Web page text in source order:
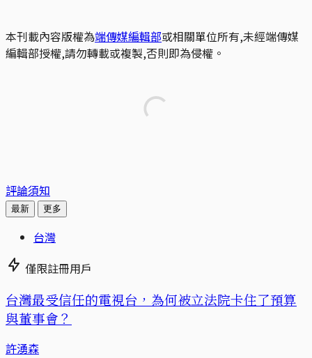
本刊載內容版權為端傳媒編輯部或相關單位所有,未經端傳媒
編輯部授權,請勿轉載或複製,否則即為侵權。
評論須知
最新 更多
台灣
僅限註冊用戶
台灣最受信任的電視台，為何被立法院卡住了預算
與董事會？
許湧森